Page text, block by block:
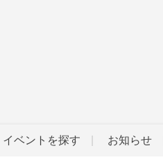
イベントを探す お知らせ